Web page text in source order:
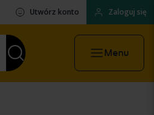
Utwórz konto Zaloguj się
Menu